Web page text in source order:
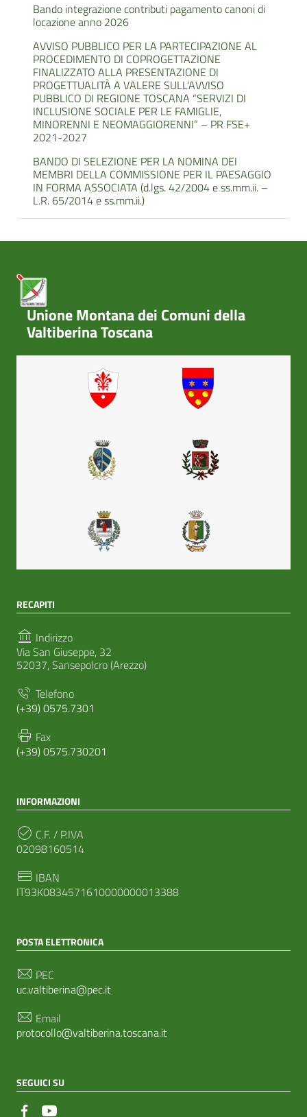
Bando integrazione contributi pagamento canoni di
locazione anno 2026
AVVISO PUBBLICO PER LA PARTECIPAZIONE AL
PROCEDIMENTO DI COPROGETTAZIONE
FINALIZZATO ALLA PRESENTAZIONE DI
PROGETTUALITÀ A VALERE SULL’AVVISO
PUBBLICO DI REGIONE TOSCANA “SERVIZI DI
INCLUSIONE SOCIALE PER LE FAMIGLIE,
MINORENNI E NEOMAGGIORENNI” – PR FSE+
2021-2027
BANDO DI SELEZIONE PER LA NOMINA DEI
MEMBRI DELLA COMMISSIONE PER IL PAESAGGIO
IN FORMA ASSOCIATA (d.lgs. 42/2004 e ss.mm.ii. –
L.R. 65/2014 e ss.mm.ii.)
Unione Montana dei Comuni della
Valtiberina Toscana
RECAPITI
Indirizzo
Via San Giuseppe, 32
52037, Sansepolcro (Arezzo)
Telefono
(+39) 0575.7301
Fax
(+39) 0575.730201
INFORMAZIONI
C.F. / P.IVA
02098160514
IBAN
IT93K0834571610000000013388
POSTA ELETTRONICA
PEC
uc.valtiberina@pec.it
Email
protocollo@valtiberina.toscana.it
SEGUICI SU